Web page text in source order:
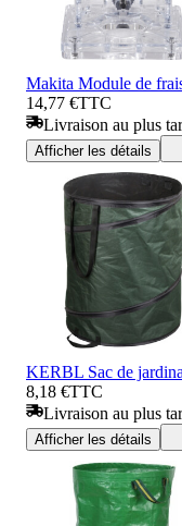
Makita Module de
14,77 €TTC
Livraison au plus
Afficher les détails
KERBL Sac de
8,18 €TTC
Livraison au plus
Afficher les détails